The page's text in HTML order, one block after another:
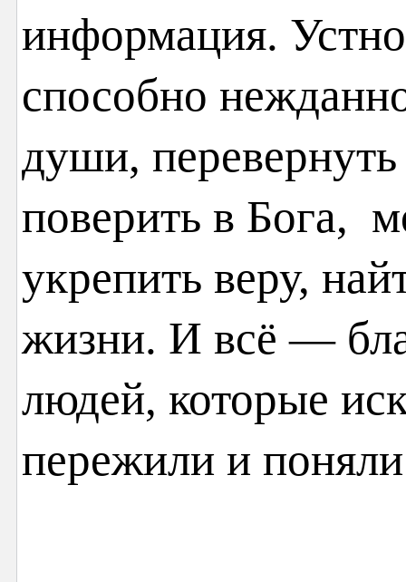
информация.
способно
души,
поверить в Бога,
укрепить веру,
жизни. И всё —
людей, которые
пережили и